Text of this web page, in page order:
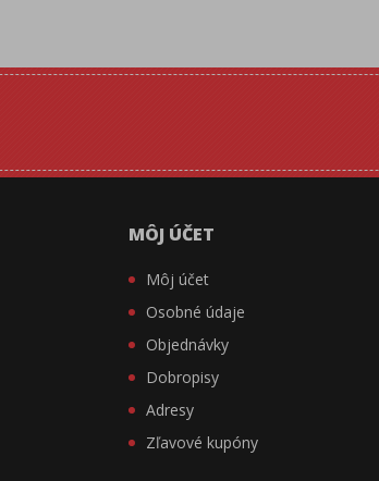
MÔJ ÚČET
Môj účet
Osobné údaje
Objednávky
Dobropisy
Adresy
Zľavové kupóny